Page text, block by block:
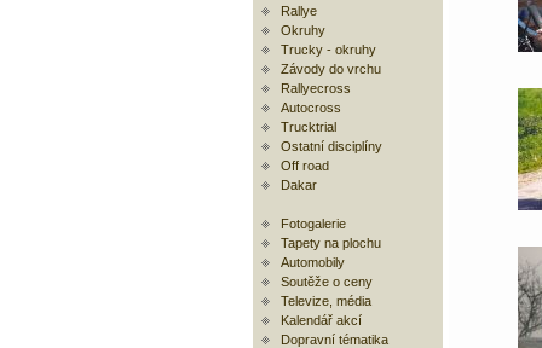
Rallye
Okruhy
Trucky - okruhy
Závody do vrchu
Rallyecross
Autocross
Trucktrial
Ostatní disciplíny
Off road
Dakar
Fotogalerie
Tapety na plochu
Automobily
Soutěže o ceny
Televize, média
Kalendář akcí
Dopravní tématika